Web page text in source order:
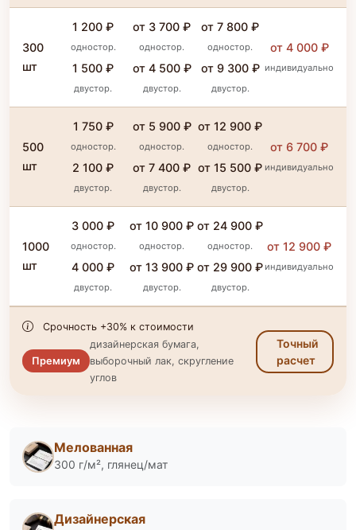
300
шт
1 200 ₽
одностор.
1 500 ₽
двустор.
от 3 700 ₽
одностор.
от 4 500 ₽
двустор.
от 7 800 ₽
одностор.
от 9 300 ₽
двустор.
от 4 000 ₽
индивидуально
500
шт
1 750 ₽
одностор.
2 100 ₽
двустор.
от 5 900 ₽
одностор.
от 7 400 ₽
двустор.
от 12 900 ₽
одностор.
от 15 500 ₽
двустор.
от 6 700 ₽
индивидуально
1000
шт
3 000 ₽
одностор.
4 000 ₽
двустор.
от 10 900 ₽
одностор.
от 13 900 ₽
двустор.
от 24 900 ₽
одностор.
от 29 900 ₽
двустор.
от 12 900 ₽
индивидуально
Срочность +30% к стоимости
Премиум
дизайнерская бумага,
выборочный лак, скругление
углов
Точный
расчет
Мелованная
300 г/м², глянец/мат
Дизайнерская